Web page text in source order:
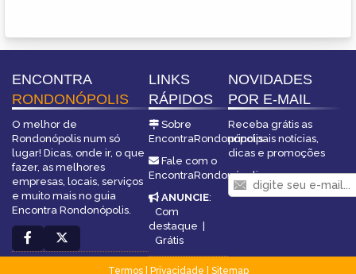
ENCONTRA
RONDONÓPOLIS
O melhor de
Rondonópolis num só
lugar! Dicas, onde ir, o que
fazer, as melhores
empresas, locais, serviços
e muito mais no guia
Encontra Rondonópolis.
LINKS
RÁPIDOS
Sobre
EncontraRondonópolis
Fale com o
EncontraRondonópolis
ANUNCIE:
Com
destaque |
Grátis
NOVIDADES
POR E-MAIL
Receba grátis as
principais notícias,
dicas e promoções
Termos| Privacidade
Sitemap